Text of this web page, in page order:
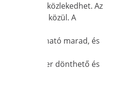
nélkül közlekedhet. Az
fokozat közül. A
irányítható marad, és
konténer dönthető és